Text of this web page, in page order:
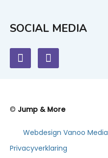
SOCIAL MEDIA
© Jump & More
Webdesign Vanoo Media
Privacyverklaring